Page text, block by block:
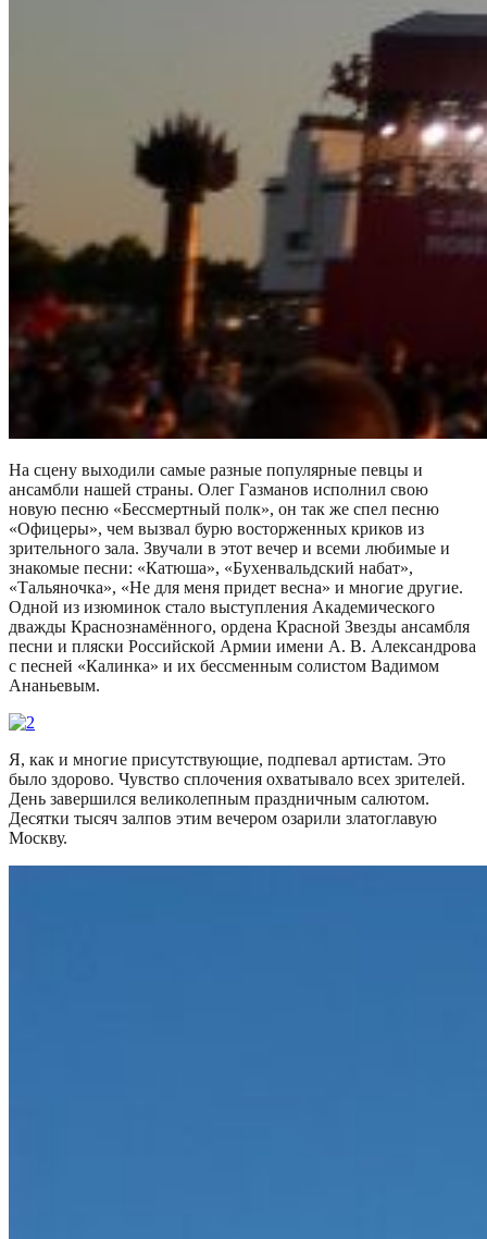
На сцену выходили самые разные популярные певцы и
ансамбли нашей страны. Олег Газманов исполнил свою
новую песню «Бессмертный полк», он так же спел песню
«Офицеры», чем вызвал бурю восторженных криков из
зрительного зала. Звучали в этот вечер и всеми любимые и
знакомые песни: «Катюша», «Бухенвальдский набат»,
«Тальяночка», «Не для меня придет весна» и многие другие.
Одной из изюминок стало выступления Академического
дважды Краснознамённого, ордена Красной Звезды ансамбля
песни и пляски Российской Армии имени А. В. Александрова
с песней «Калинка» и их бессменным солистом Вадимом
Ананьевым.
Я, как и многие присутствующие, подпевал артистам. Это
было здорово. Чувство сплочения охватывало всех зрителей.
День завершился великолепным праздничным салютом.
Десятки тысяч залпов этим вечером озарили златоглавую
Москву.